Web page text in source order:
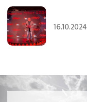
16.10.2024